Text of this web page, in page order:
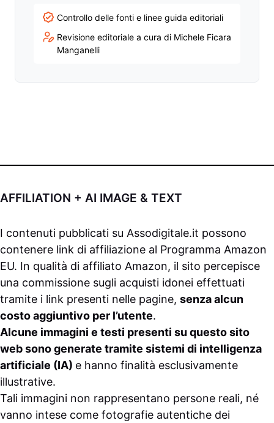
Controllo delle fonti e linee guida editoriali
Revisione editoriale a cura di Michele Ficara
Manganelli
AFFILIATION + AI IMAGE & TEXT
I contenuti pubblicati su Assodigitale.it possono
contenere link di affiliazione al Programma Amazon
EU. In qualità di affiliato Amazon, il sito percepisce
una commissione sugli acquisti idonei effettuati
tramite i link presenti nelle pagine, senza alcun
costo aggiuntivo per l’utente.
Alcune immagini e testi presenti su questo sito
web sono generate tramite sistemi di intelligenza
artificiale (IA) e hanno finalità esclusivamente
illustrative.
Tali immagini non rappresentano persone reali, né
vanno intese come fotografie autentiche dei